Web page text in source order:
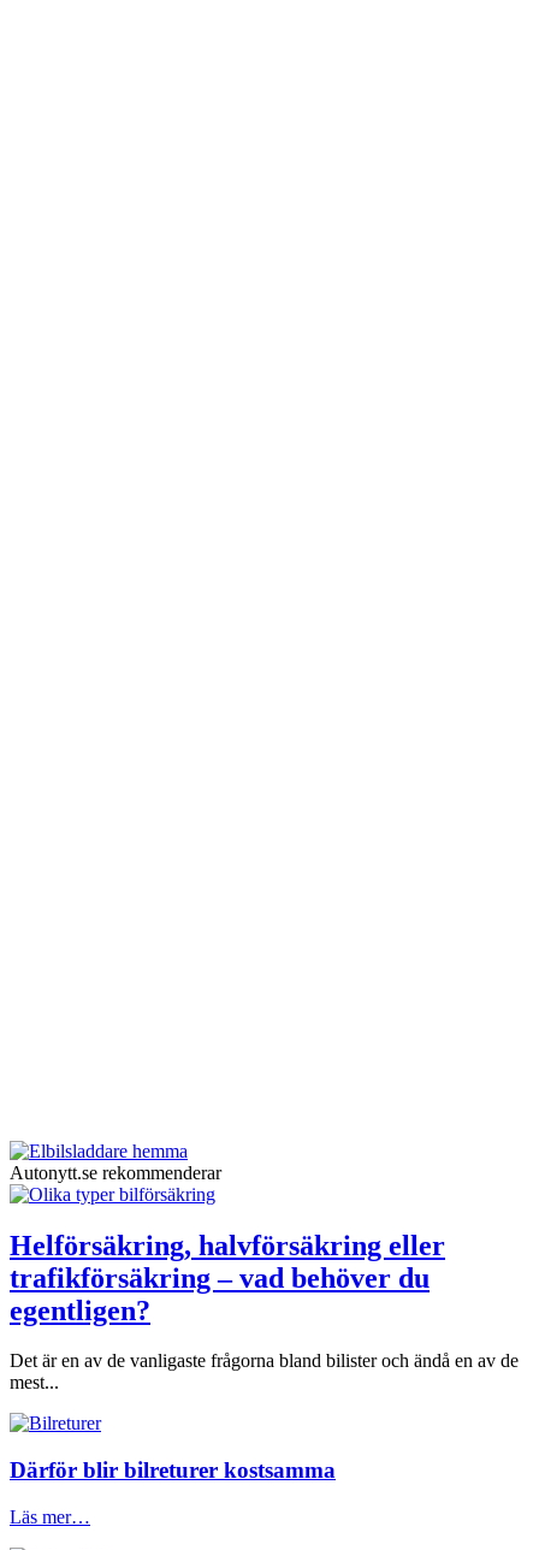
Autonytt.se rekommenderar
Helförsäkring, halvförsäkring eller
trafikförsäkring – vad behöver du
egentligen?
Det är en av de vanligaste frågorna bland bilister och ändå en av de
mest...
Därför blir bilreturer kostsamma
Läs mer…